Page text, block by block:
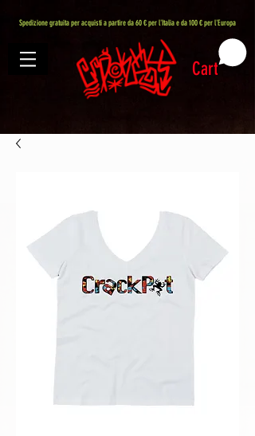
Spedizione gratuita per acquisti a partire da 60 € per l'Italia e da 100 € per l'Europa
Cart